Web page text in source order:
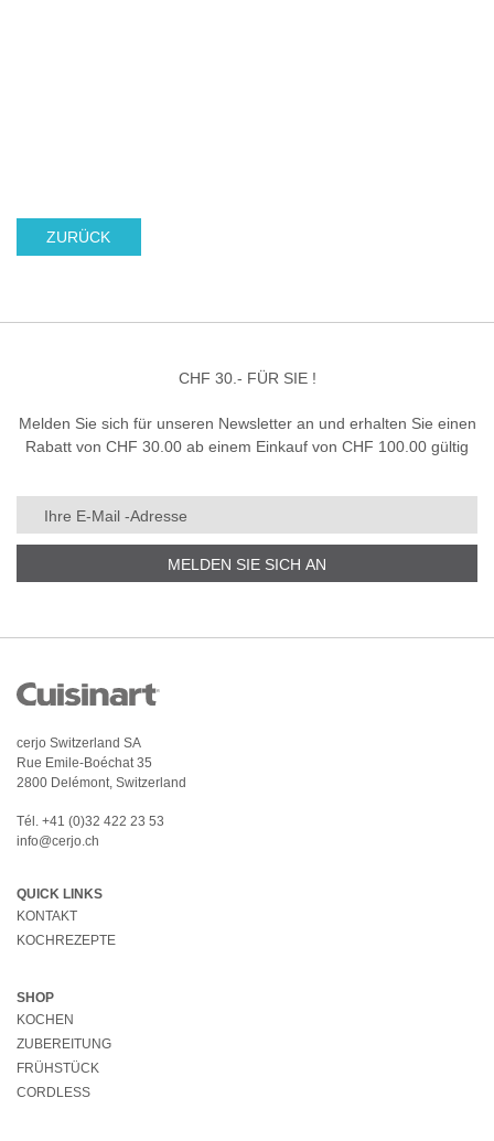
ZURÜCK
CHF 30.- FÜR SIE !
Melden Sie sich für unseren Newsletter an und erhalten Sie einen
Rabatt von CHF 30.00 ab einem Einkauf von CHF 100.00 gültig
MELDEN SIE SICH AN
cerjo Switzerland SA
Rue Emile-Boéchat 35
2800 Delémont, Switzerland
Tél. +41 (0)32 422 23 53
info@cerjo.ch
QUICK LINKS
KONTAKT
KOCHREZEPTE
SHOP
KOCHEN
ZUBEREITUNG
FRÜHSTÜCK
CORDLESS